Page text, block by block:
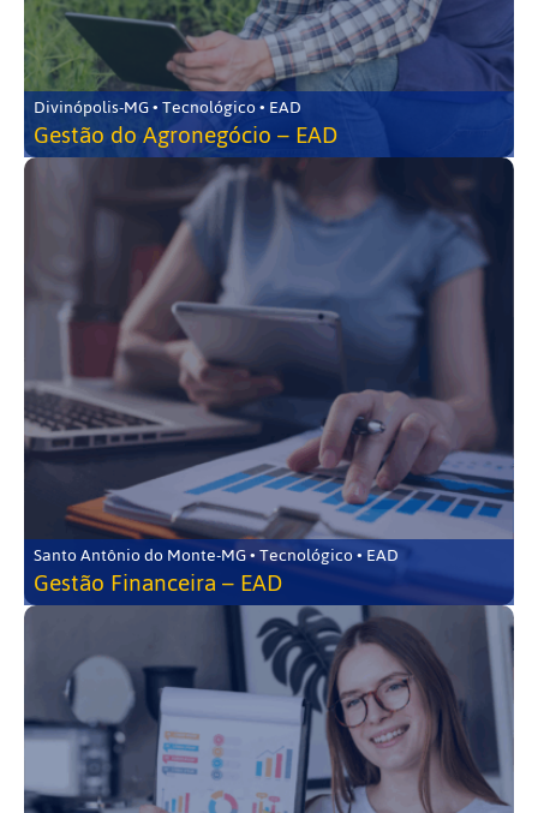
Divinópolis-MG • Tecnológico • EAD
Gestão do Agronegócio – EAD
Santo Antônio do Monte-MG • Tecnológico • EAD
Gestão Financeira – EAD